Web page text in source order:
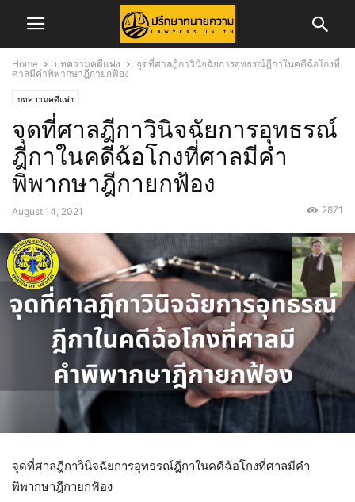
Home บทความคดีแพ่ง
จุดที่ศาลฎีกาวินิจฉัยการอุทธรณ์ฎีกาในคดีฉ้อโกงที่
ศาลมีคำพิพากษาฎีกายกฟ้อง
บทความคดีแพ่ง
จุดที่ศาลฎีกาวินิจฉัยการอุทธรณ์
ฎีกาในคดีฉ้อโกงที่ศาลมีคำ
พิพากษาฎีกายกฟ้อง
August 14, 2021 2871
จุดที่ศาลฎีกาวินิจฉัยการอุทธรณ์ฎีกาในคดีฉ้อโกงที่ศาลมีคำ
พิพากษาฎีกายกฟ้อง